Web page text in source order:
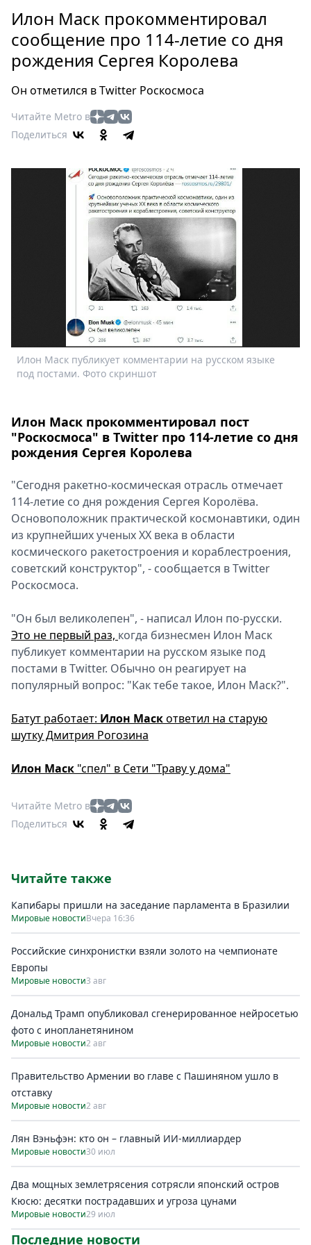
Россия
Мир
Здоровье
Туризм
Мода
Театр
Афиша
Книги
Выставки
Пресс-
релизы
Metro
Стримы
Спецпроекты
Звезды
Выборы
2026
Илон Маск прокомментировал
сообщение про 114-летие со дня
рождения Сергея Королева
Он отметился в Twitter Роскосмоса
Читайте Metro в
Поделиться
Илон Маск публикует комментарии на русском языке
под постами. Фото скриншот
Илон Маск прокомментировал пост
"Роскосмоса" в Twitter про 114-летие со дня
рождения Сергея Королева
"Сегодня ракетно-космическая отрасль отмечает
114-летие со дня рождения Сергея Королёва.
Основоположник практической космонавтики, один
из крупнейших ученых XX века в области
космического ракетостроения и кораблестроения,
советский конструктор", - сообщается в Twitter
Роскосмоса.
"Он был великолепен", - написал Илон по-русски.
Это не первый раз, когда бизнесмен Илон Маск
публикует комментарии на русском языке под
постами в Twitter. Обычно он реагирует на
популярный вопрос: "Как тебе такое, Илон Маск?".
Батут работает: Илон Маскответил на старую
шутку Дмитрия Рогозина
Илон Маск "спел" в Сети "Траву у дома"
Читайте Metro в
Поделиться
Читайте также
Капибары пришли на заседание парламента в Бразилии
Мировые новостиВчера 16:36
Российские синхронистки взяли золото на чемпионате
Европы
Мировые новости3 авг
Дональд Трамп опубликовал сгенерированное нейросетью
фото с инопланетянином
Мировые новости2 авг
Правительство Армении во главе с Пашиняном ушло в
отставку
Мировые новости2 авг
Лян Вэньфэн: кто он – главный ИИ-миллиардер
Мировые новости30 июл
Два мощных землетрясения сотрясли японский остров
Кюсю: десятки пострадавших и угроза цунами
Мировые новости29 июл
Последние новости